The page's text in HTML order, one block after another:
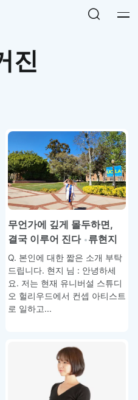
진
무언가에 깊게 몰두하면,
결국 이루어 진다 류현지
Q. 본인에 대한 짧은 소개 부탁
드립니다. 현지 님 : 안녕하세
요. 저는 현재 유니버설 스튜디
오 헐리우드에서 컨셉 아티스트
로 일하고...